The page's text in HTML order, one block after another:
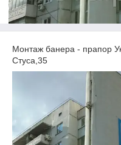
Монтаж банера - прапор
Стуса,35